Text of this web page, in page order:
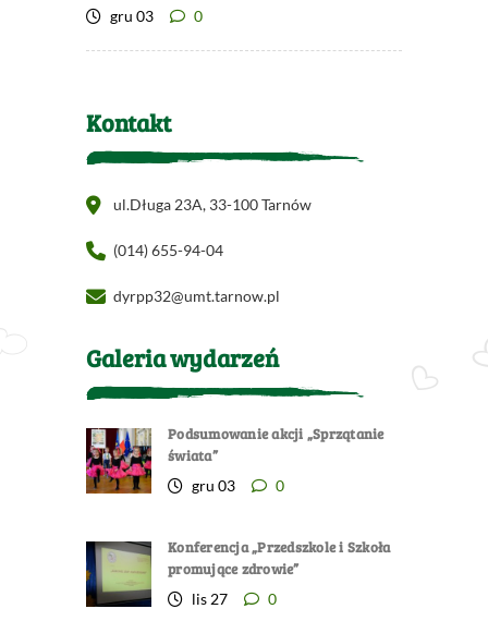
gru 03
0
Kontakt
ul.Długa 23A, 33-100 Tarnów
(014) 655-94-04
dyrpp32@umt.tarnow.pl
Galeria wydarzeń
Podsumowanie akcji „Sprzątanie
świata”
gru 03 0
Konferencja „Przedszkole i Szkoła
promujące zdrowie”
lis 27 0